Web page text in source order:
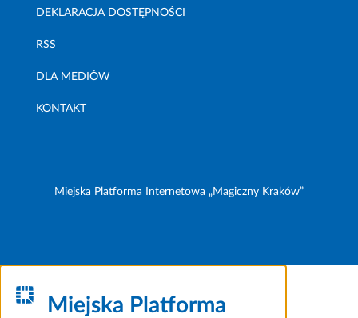
DEKLARACJA DOSTĘPNOŚCI
RSS
DLA MEDIÓW
KONTAKT
Miejska Platforma Internetowa „Magiczny Kraków”
Miejska Platforma